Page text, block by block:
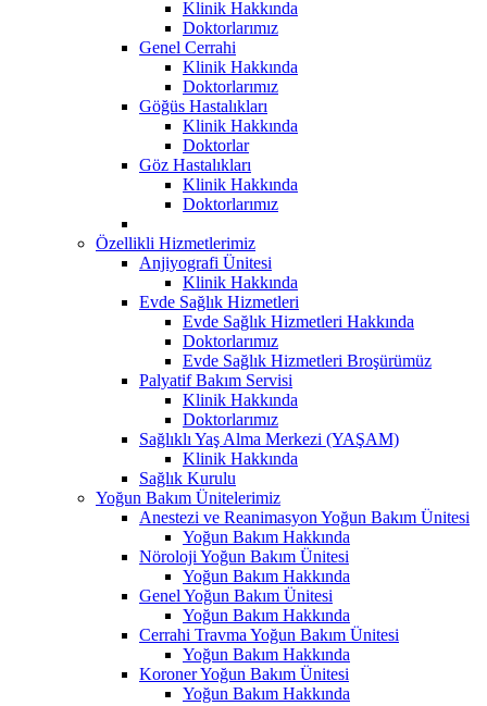
Klinik Hakkında
Doktorlarımız
Genel Cerrahi
Klinik Hakkında
Doktorlarımız
Göğüs Hastalıkları
Klinik Hakkında
Doktorlar
Göz Hastalıkları
Klinik Hakkında
Doktorlarımız
Özellikli Hizmetlerimiz
Anjiyografi Ünitesi
Klinik Hakkında
Evde Sağlık Hizmetleri
Evde Sağlık Hizmetleri Hakkında
Doktorlarımız
Evde Sağlık Hizmetleri Broşürümüz
Palyatif Bakım Servisi
Klinik Hakkında
Doktorlarımız
Sağlıklı Yaş Alma Merkezi (YAŞAM)
Klinik Hakkında
Sağlık Kurulu
Yoğun Bakım Ünitelerimiz
Anestezi ve Reanimasyon Yoğun Bakım Ünitesi
Yoğun Bakım Hakkında
Nöroloji Yoğun Bakım Ünitesi
Yoğun Bakım Hakkında
Genel Yoğun Bakım Ünitesi
Yoğun Bakım Hakkında
Cerrahi Travma Yoğun Bakım Ünitesi
Yoğun Bakım Hakkında
Koroner Yoğun Bakım Ünitesi
Yoğun Bakım Hakkında